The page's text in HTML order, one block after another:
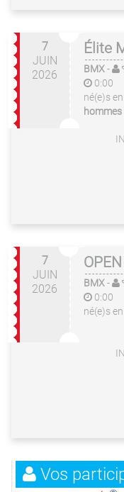
7
JUIN
2026
Élite
BMX-
0:00
né(e)s en
hommes
7
JUIN
2026
BMX-
0:00
né(e)s en
Vos